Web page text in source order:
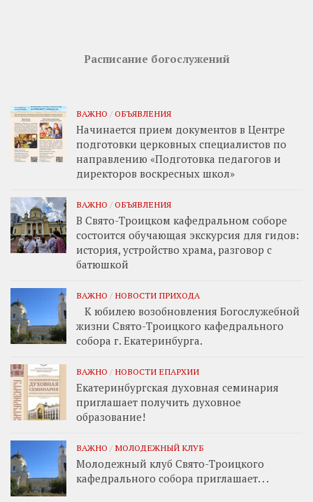
Расписание богослужений
ВАЖНО / ОБЪЯВЛЕНИЯ
Начинается прием документов в Центре
подготовки церковных специалистов по
направлению «Подготовка педагогов и
директоров воскресных школ»
ВАЖНО / ОБЪЯВЛЕНИЯ
В Свято-Троицком кафедральном соборе
состоится обучающая экскурсия для гидов:
история, устройство храма, разговор с
батюшкой
ВАЖНО / НОВОСТИ ПРИХОДА
К юбилею возобновления Богослужебной
жизни Свято-Троицкого кафедрального
собора г. Екатеринбурга.
ВАЖНО / НОВОСТИ ЕПАРХИИ
Екатеринбургская духовная семинария
приглашает получить духовное
образование!
ВАЖНО / МОЛОДЕЖНЫЙ КЛУБ
Молодежный клуб Свято-Троицкого
кафедрального собора приглашает. . .